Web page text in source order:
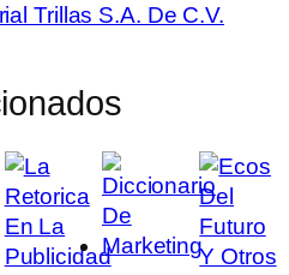
Trillas S.A. De C.V.